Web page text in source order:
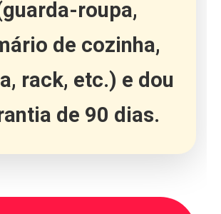
roupa,
de cozinha,
rack, etc.) e dou
de 90 dias.